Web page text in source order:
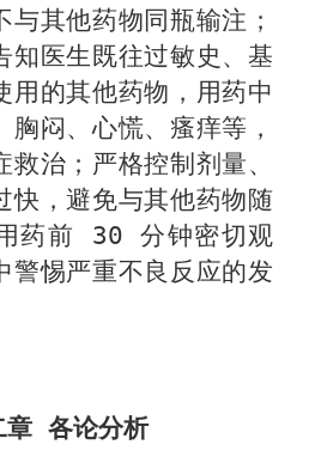
与其他药物同瓶输注；
知医生既往过敏史、基
用的其他药物 ，用药中
胸闷、心慌、瘙痒等，
治；严格控制剂量、
快，避免与其他药物随
药前 30分钟密切观
警惕严重不良反应的发
章 各论分析